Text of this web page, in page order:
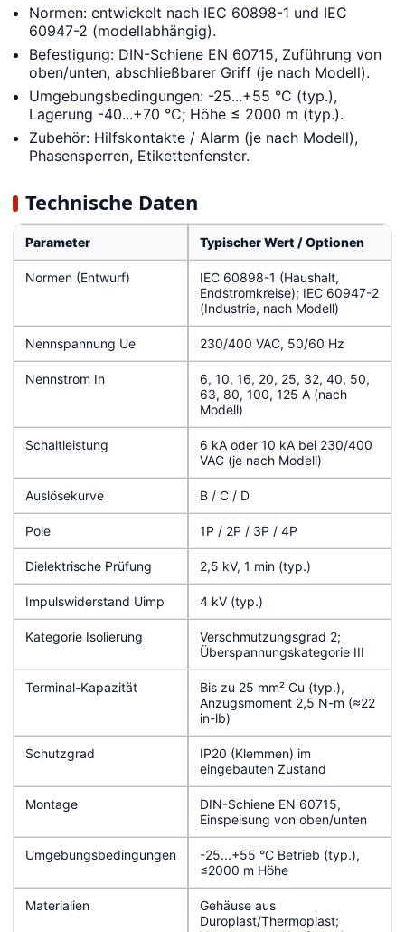
Normen: entwickelt nach IEC 60898-1 und IEC
60947-2 (modellabhängig).
Befestigung: DIN-Schiene EN 60715, Zuführung von
oben/unten, abschließbarer Griff (je nach Modell).
Umgebungsbedingungen: -25...+55 °C (typ.),
Lagerung -40...+70 °C; Höhe ≤ 2000 m (typ.).
Zubehör: Hilfskontakte / Alarm (je nach Modell),
Phasensperren, Etikettenfenster.
Technische Daten
Parameter Typischer Wert / Optionen
Normen (Entwurf)
IEC 60898-1 (Haushalt,
Endstromkreise); IEC 60947-2
(Industrie, nach Modell)
Nennspannung Ue 230/400 VAC, 50/60 Hz
Nennstrom In
6, 10, 16, 20, 25, 32, 40, 50,
63, 80, 100, 125 A (nach
Modell)
Schaltleistung
6 kA oder 10 kA bei 230/400
VAC (je nach Modell)
Auslösekurve B / C / D
Pole 1P / 2P / 3P / 4P
Dielektrische Prüfung 2,5 kV, 1 min (typ.)
Impulswiderstand Uimp 4 kV (typ.)
Kategorie Isolierung
Verschmutzungsgrad 2;
Überspannungskategorie III
Terminal-Kapazität
Bis zu 25 mm² Cu (typ.),
Anzugsmoment 2,5 N-m (≈22
in-lb)
Schutzgrad
IP20 (Klemmen) im
eingebauten Zustand
Montage
DIN-Schiene EN 60715,
Einspeisung von oben/unten
Umgebungsbedingungen
-25...+55 °C Betrieb (typ.),
≤2000 m Höhe
Materialien
Gehäuse aus
Duroplast/Thermoplast;